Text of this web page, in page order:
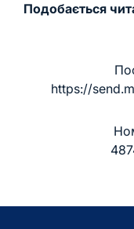
Подобається
https://